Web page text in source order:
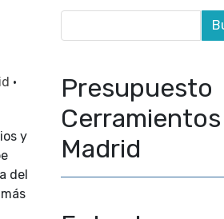
·
y
del
Presupuesto
Cerramientos
Madrid